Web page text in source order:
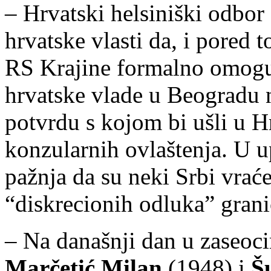
– Hrvatski helsiniški
hrvatske vlasti da, i pored
RS Krajine formalno
hrvatske vlade u
potvrdu s kojom bi ušli u
konzularnih ovlaštenja. U
pažnja da su neki Srbi
“diskrecionih odluka”
– Na današnji dan u